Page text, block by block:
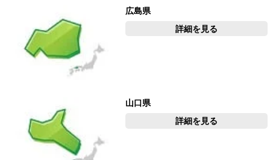
広島県
詳細を見る
山口県
詳細を見る